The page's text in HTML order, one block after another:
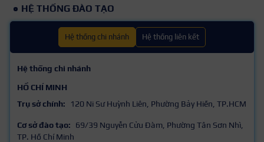
HỆ THỐNG ĐÀO TẠO
Hệ thống chi nhánh Hệ thống liên kết
Hệ thống chi nhánh
HỒ CHÍ MINH
Trụ sở chính:
120 Ni Sư Huỳnh Liên, Phường Bảy Hiền, TP.HCM
Cơ sở đào tạo:
69/39 Nguyễn Cửu Đàm, Phường Tân Sơn Nhì,
TP. Hồ Chí Minh